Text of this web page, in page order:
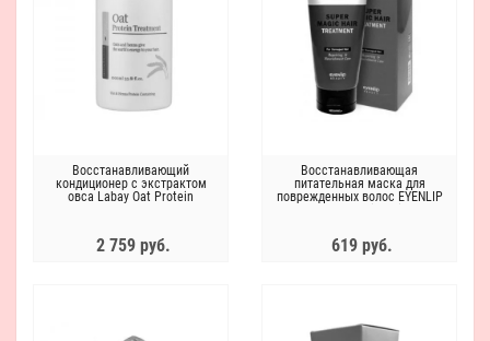
Восстанавливающий
кондиционер с экстрактом
овса Labay Oat Protein
2 759 руб.
Восстанавливающая
питательная маска для
поврежденных волос EYENLIP
619 руб.